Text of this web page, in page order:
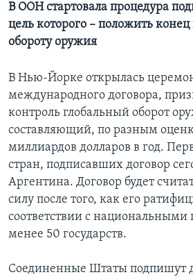
В ООН стартовала процедура
цель которого – положить
обороту оружия
В Нью-Йорке открылась
международного договора,
контроль глобальный оборот
составляющий, по разным
миллиардов долларов в год.
стран, подписавших договор
Аргентина. Договор будет
силу после того, как его
соответствии с национальными
менее 50 государств.
Соединенные Штаты подпишут